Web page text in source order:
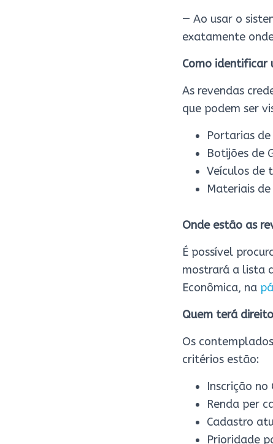
— Ao usar o
exatamente
Como identificar
As revendas
que podem ser
Portarias
Botijões de
Veículos de
Materiais
Onde estão as
É possível
mostrará a lista
Econômica, na
Quem terá
Os
critérios estão:
Inscrição no
Renda per
Cadastro
Prioridade